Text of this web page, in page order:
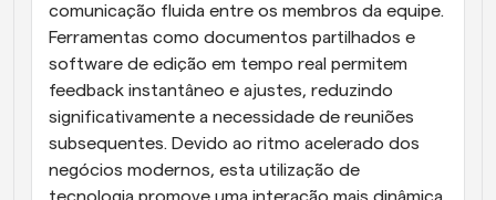
comunicação fluida entre os membros da equipe.
Ferramentas como documentos partilhados e
software de edição em tempo real permitem
feedback instantâneo e ajustes, reduzindo
significativamente a necessidade de reuniões
subsequentes. Devido ao ritmo acelerado dos
negócios modernos, esta utilização de